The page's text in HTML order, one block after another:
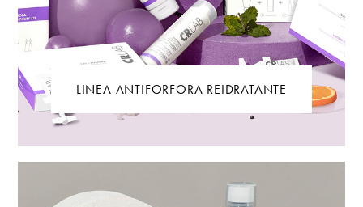
LINEA ANTIFORFORA REIDRATANTE